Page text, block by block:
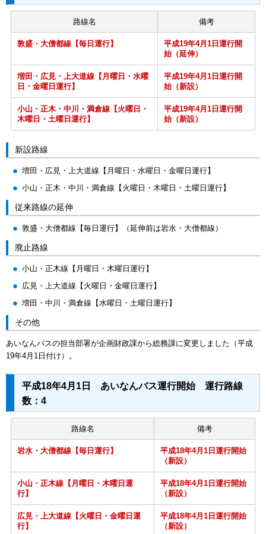
路線名 備考
敦盛・大僧都線【毎日運行】
平成19年4月1日運行開
始（延伸）
増田・広見・上大道線【月曜日・水曜
日・金曜日運行】
平成19年4月1日運行開
始（新設）
小山・正木・中川・満倉線【火曜日・
木曜日・土曜日運行】
平成19年4月1日運行開
始（新設）
新設路線
増田・広見・上大道線【月曜日・水曜日・金曜日運行】
小山・正木・中川・満倉線【火曜日・木曜日・土曜日運行】
従来路線の延伸
敦盛・大僧都線【毎日運行】（延伸前は岩水・大僧都線）
廃止路線
小山・正木線【月曜日・木曜日運行】
広見・上大道線【火曜日・金曜日運行】
増田・中川・満倉線【水曜日・土曜日運行】
その他
あいなんバスの担当部署が企画財政課から総務課に変更しました（平成
19年4月1日付け）。
平成18年4月1日 あいなんバス運行開始 運行路線
数：4
路線名 備考
岩水・大僧都線【毎日運行】
平成18年4月1日運行開始
（新設）
小山・正木線【月曜日・木曜日運
行】
平成18年4月1日運行開始
（新設）
広見・上大道線【火曜日・金曜日運
行】
平成18年4月1日運行開始
（新設）